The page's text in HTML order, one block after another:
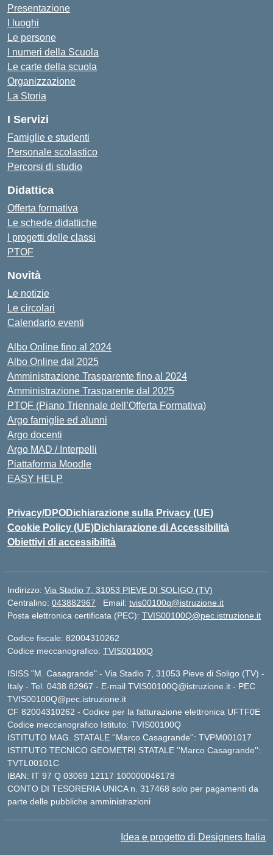
Presentazione
I luoghi
Le persone
I numeri della Scuola
Le carte della scuola
Organizzazione
La Storia
I Servizi
Famiglie e studenti
Personale scolastico
Percorsi di studio
Didattica
Offerta formativa
Le schede didattiche
I progetti delle classi
PTOF
Novità
Le notizie
Le circolari
Calendario eventi
Albo Online fino al 2024
Albo Online dal 2025
Amministrazione Trasparente fino al 2024
Amministrazione Trasparente dal 2025
PTOF (Piano Triennale dell’Offerta Formativa)
Argo famiglie ed alunni
Argo docenti
Argo MAD / Interpelli
Piattaforma Moodle
EASY HELP
Privacy/DPODichiarazione sulla Privacy (UE)
Cookie Policy (UE)Dichiarazione di Accessibilità
Obiettivi di accessibilità
Indirizzo: Via Stadio 7, 31053 PIEVE DI SOLIGO (TV)
Centralino: 043882967 Email: tvis00100q@istruzione.it
Posta elettronica certificata (PEC): TVIS00100Q@pec.istruzione.it
Codice fiscale: 82004310262
Codice meccanografico: TVIS00100Q
ISISS "M. Casagrande" - Via Stadio 7, 31053 Pieve di Soligo (TV) -
Italy - Tel. 0438 82967 - E-mail TVIS00100Q@istruzione.it - PEC
TVIS00100Q@pec.istruzione.it
CF 82004310262 - Codice per la fatturazione elettronica UFTF0E
Codice meccanografico Istituto: TVIS00100Q
ISTITUTO MAG. STATALE ''Marco Casagrande'': TVPM001017
ISTITUTO TECNICO GEOMETRI STATALE ''Marco Casagrande'':
TVTL00101C
IBAN: IT 97 Q 03069 12117 100000046178
CONTO DI TESORERIA UNICA n. 317468 solo per pagamenti da
parte delle pubbliche amministrazioni
Idea e progetto di Designers Italia